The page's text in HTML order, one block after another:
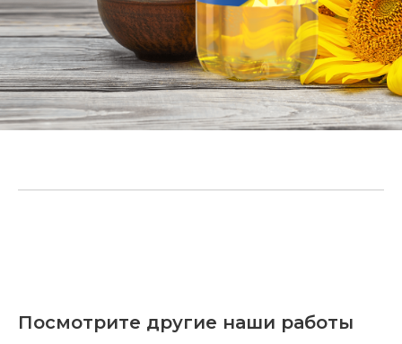
Посмотрите другие наши работы